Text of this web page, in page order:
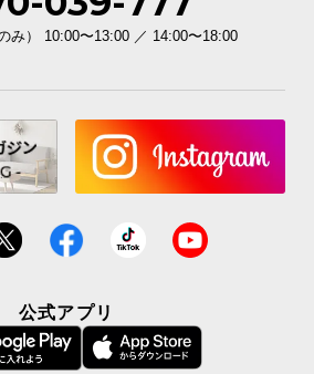
荷重
重は約30～100㎏
り支えてくれます。
み） 10:00〜13:00 ／ 14:00〜18:00
公式アプリ